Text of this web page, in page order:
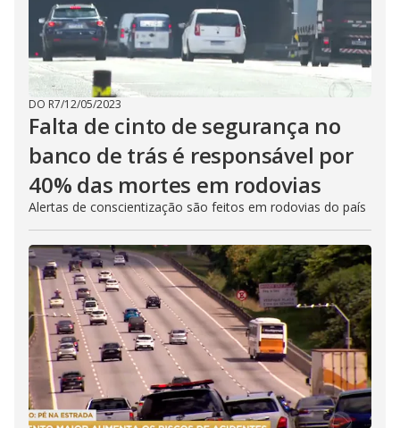
DO R7/12/05/2023
Falta de cinto de segurança no
banco de trás é responsável por
40% das mortes em rodovias
Alertas de conscientização são feitos em rodovias do país